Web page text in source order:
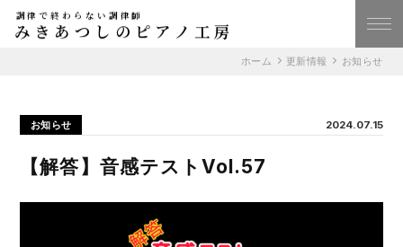
調律で終わらない調律師
みきあつしのピアノ工房
ホーム 更新情報 お知らせ
お知らせ 2024.07.15
【解答】音感テストVol.57